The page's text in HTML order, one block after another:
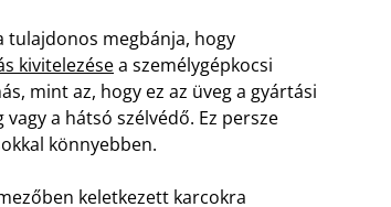
tulajdonos megbánja, hogy
kivitelezésea személygépkocsi
mint az, hogy ez az üveg a gyártási
a hátsó szélvédő. Ez persze
könnyebben.
keletkezett karcokra